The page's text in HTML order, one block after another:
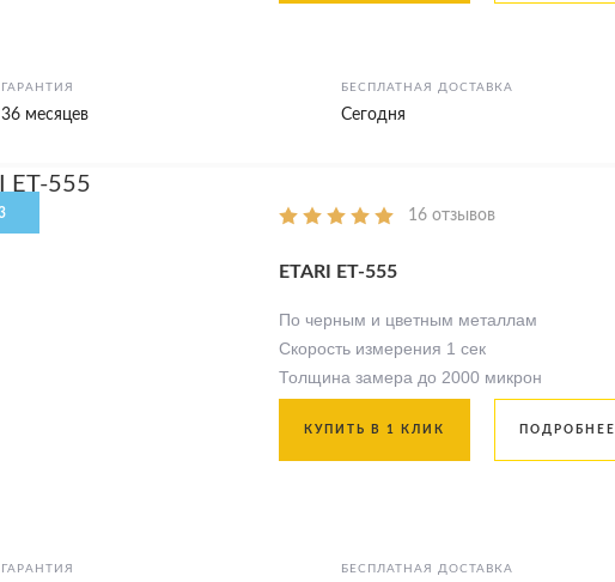
ГАРАНТИЯ
36 месяцев
БЕСПЛАТНАЯ ДОСТАВКА
Сегодня
16 отзывов
ETARI ET-555
По черным и цветным металлам
Скорость измерения 1 сек
Толщина замера до 2000 микрон
ГАРАНТИЯ БЕСПЛАТНАЯ ДОСТАВКА
КУПИТЬ В 1 КЛИК ПОДРОБНЕЕ